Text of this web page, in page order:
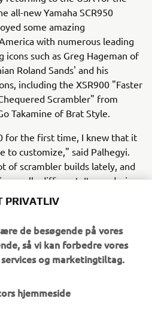
all-new Yamaha SCR950
some amazing
with numerous leading
such as Greg Hageman of
Roland Sands' and his
including the XSR900 "Faster
Scrambler" from
Takamine of Brat Style.
for the first time, I knew that it
to customize," said Palhegyi.
of scrambler builds lately, and
really different. It was during
that I saw the Big Bear
the build."
pays homage to the Big Bear
the inlaid Yamaha logo and
heat shields that harken back
de besøgende på vores
så vi kan forbedre vores
og marketingtiltag.
hjemmeside